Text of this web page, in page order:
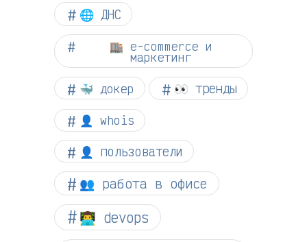
🌐 ДНС
🏬 e-commerce и
маркетинг
🐳 докер 👀 тренды
👤 whois
👤 пользователи
👥 работа в офисе
👨‍💻 devops